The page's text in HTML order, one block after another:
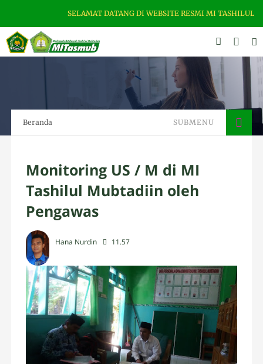
SELAMAT DATANG DI WEBSITE RESMI MI TASHILUL
Beranda SUBMENU
Monitoring US / M di MI
Tashilul Mubtadiin oleh
Pengawas
Hana Nurdin 11.57